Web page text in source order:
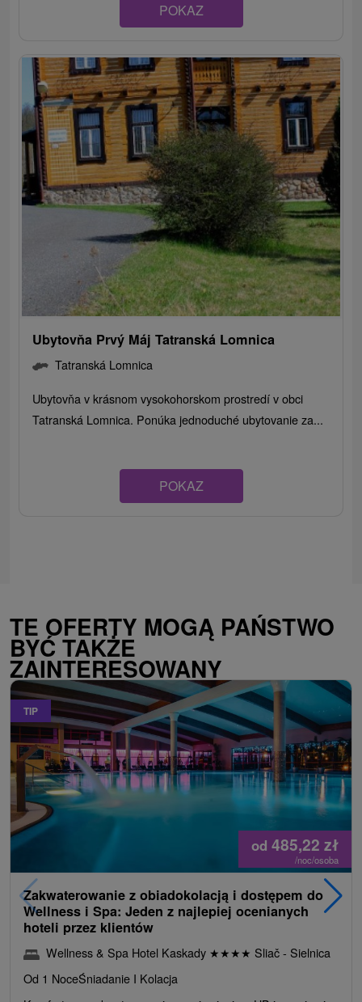
POKAZ
Ubytovňa Prvý Máj Tatranská Lomnica
Tatranská Lomnica
Ubytovňa v krásnom vysokohorskom prostredí v obci
Tatranská Lomnica. Ponúka jednoduché ubytovanie za...
POKAZ
TE OFERTY MOGĄ PAŃSTWO
BYĆ TAKŻE
ZAINTERESOWANY
TIP
od 485,22 zł
/noc/osoba
Zakwaterowanie z obiadokolacją i dostępem do
Wellness i Spa: Jeden z najlepiej ocenianych
hoteli przez klientów
Wellness & Spa Hotel Kaskady ★★★★ Sliač - Sielnica
Od 1 NoceŚniadanie I Kolacja